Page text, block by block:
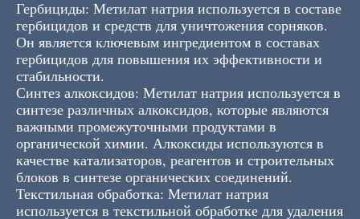
Гербициды: Метилат натрия используется в составе
гербицидов и средств для уничтожения сорняков.
Он является ключевым ингредиентом в составах
гербицидов для повышения их эффективности и
стабильности.
Синтез алкоксидов: Метилат натрия используется в
синтезе различных алкоксидов, которые являются
важными промежуточными продуктами в
органической химии. Алкоксиды используются в
качестве катализаторов, реагентов и строительных
блоков в синтезе органических соединений.
Текстильная обработка: Метилат натрия
используется в текстильной обработке для удаления